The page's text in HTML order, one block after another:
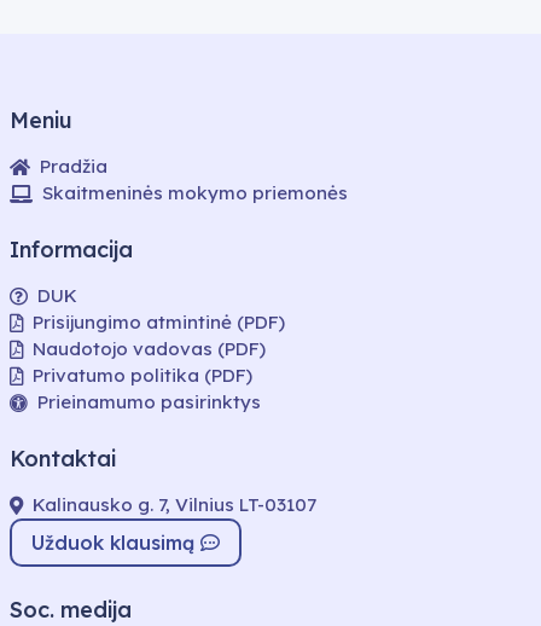
Meniu
Pradžia
Skaitmeninės mokymo priemonės
Informacija
DUK
Prisijungimo atmintinė (PDF)
Naudotojo vadovas (PDF)
Privatumo politika (PDF)
Prieinamumo pasirinktys
Kontaktai
Kalinausko g. 7, Vilnius LT-03107
Užduok klausimą
Soc. medija